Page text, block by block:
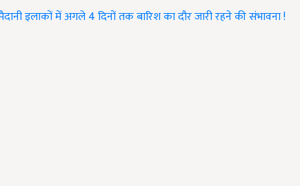
इलाकों में अगले 4 दिनों तक बारिश का दौर जारी रहने की संभावना !